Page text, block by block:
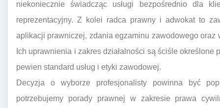
niekoniecznie świadcząc usługi bezpośrednio dla
reprezentacyjny. Z kolei radca prawny i adwokat to
aplikacji prawniczej, zdania egzaminu zawodowego
Ich uprawnienia i zakres działalności są ściśle
pewien standard usług i etyki zawodowej.
Decyzja o wyborze profesjonalisty powinna być
potrzebujemy porady prawnej w zakresie prawa